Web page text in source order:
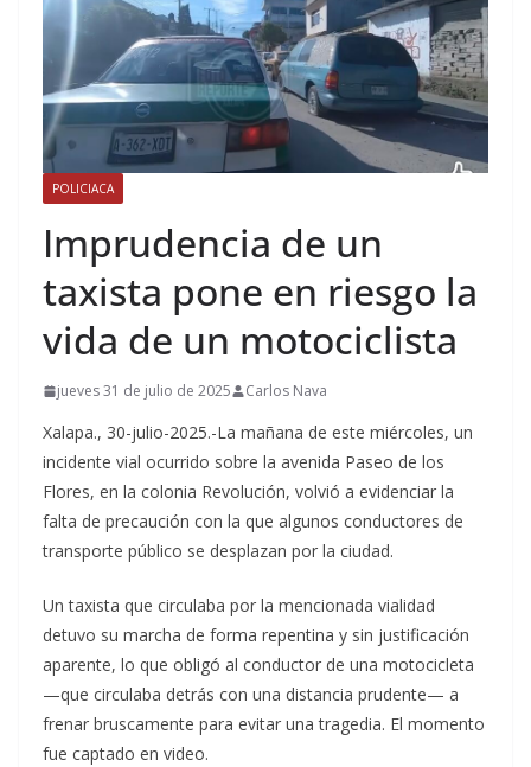
POLICIACA
Imprudencia de un
taxista pone en riesgo la
vida de un motociclista
jueves 31 de julio de 2025 Carlos Nava
Xalapa., 30-julio-2025.-La mañana de este miércoles, un
incidente vial ocurrido sobre la avenida Paseo de los
Flores, en la colonia Revolución, volvió a evidenciar la
falta de precaución con la que algunos conductores de
transporte público se desplazan por la ciudad.
Un taxista que circulaba por la mencionada vialidad
detuvo su marcha de forma repentina y sin justificación
aparente, lo que obligó al conductor de una motocicleta
—que circulaba detrás con una distancia prudente— a
frenar bruscamente para evitar una tragedia. El momento
fue captado en video.